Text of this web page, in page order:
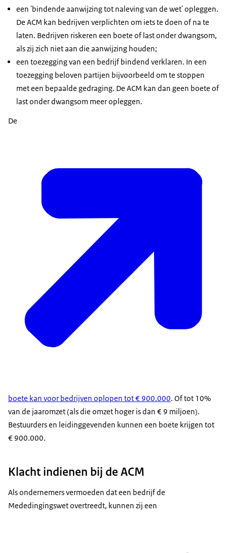
een 'bindende aanwijzing tot naleving van de wet' opleggen.
De ACM kan bedrijven verplichten om iets te doen of na te
laten. Bedrijven riskeren een boete of last onder dwangsom,
als zij zich niet aan die aanwijzing houden;
een toezegging van een bedrijf bindend verklaren. In een
toezegging beloven partijen bijvoorbeeld om te stoppen
met een bepaalde gedraging. De ACM kan dan geen boete of
last onder dwangsom meer opleggen.
De
boete kan voor bedrijven oplopen tot € 900.000. Of tot 10%
van de jaaromzet (als die omzet hoger is dan € 9 miljoen).
Bestuurders en leidinggevenden kunnen een boete krijgen tot
€ 900.000.
Klacht indienen bij de ACM
Als ondernemers vermoeden dat een bedrijf de
Mededingingswet overtreedt, kunnen zij een